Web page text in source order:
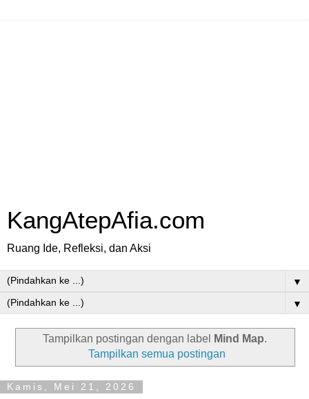
KangAtepAfia.com
Ruang Ide, Refleksi, dan Aksi
▼
▼
Tampilkan postingan dengan label Mind Map.
Tampilkan semua postingan
Kamis, Mei 21, 2026